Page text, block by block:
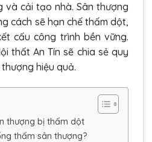
cải tạo nhà. Sân thượng
cách sẽ hạn chế thấm dột,
cấu công trình bền vững.
thất An Tín sẽ chia sẻ quy
hiệu quả.
thượng bị thấm dột
thấm sân thượng?